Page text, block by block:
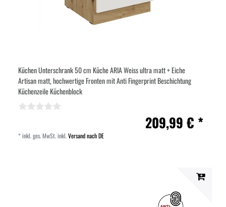
Küchen Unterschrank 50 cm Küche ARIA Weiss ultra matt + Eiche
Artisan matt, hochwertige Fronten mit Anti Fingerprint Beschichtung
Küchenzeile Küchenblock
209,99 € *
*inkl. ges. MwSt.inkl.Versand nach DE